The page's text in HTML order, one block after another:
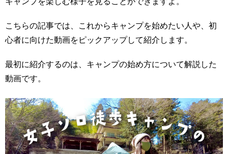
こちらの記事では、これからキャンプを始めたい人や、初
心者に向けた動画をピックアップして紹介します。
最初に紹介するのは、キャンプの始め方について解説した
動画です。